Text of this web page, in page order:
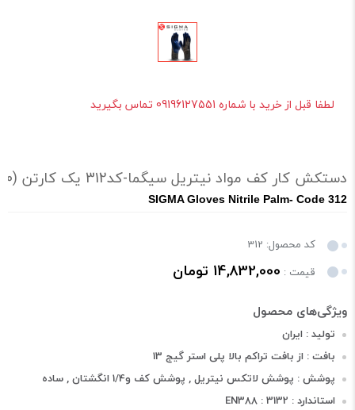
لطفا قبل از خرید با شماره 09196127551 تماس بگیرید
دستکش کار کف مواد نیتریل سیگما-کد312 یک کارتن (180جفت)
SIGMA Gloves Nitrile Palm- Code 312
کد محصول: 312
قیمت : 14,832,000 تومان
تولید : ایران
بافت : از بافت تراکم بالا پلی استر گیج 13
پوشش : پوشش لاتکس نیتریل , پوشش کف و1/4 انگشتان , ساده
استاندارد : EN388 : 3132